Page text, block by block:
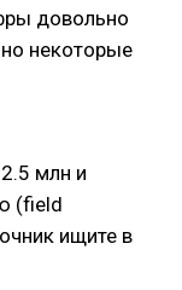
довольно
некоторые
млн и
(field
ищите в